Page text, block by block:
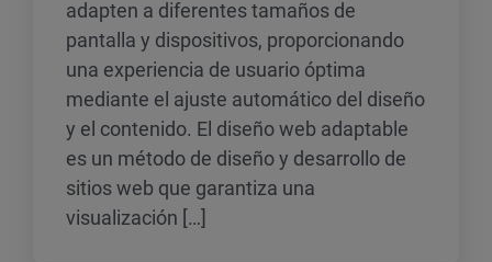
adapten a diferentes tamaños de
pantalla y dispositivos, proporcionando
una experiencia de usuario óptima
mediante el ajuste automático del diseño
y el contenido. El diseño web adaptable
es un método de diseño y desarrollo de
sitios web que garantiza una
visualización […]